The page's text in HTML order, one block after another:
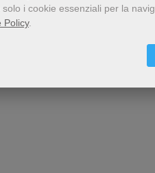
i cookie essenziali per la
Policy.